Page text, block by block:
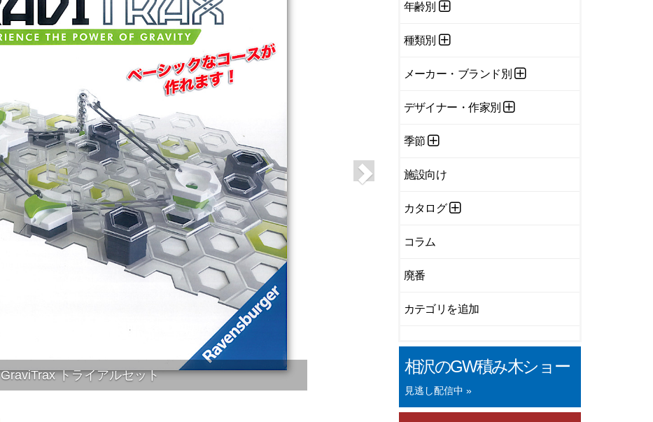
GraviTrax トライアルセット
年齢別
種類別
メーカー・ブランド別
デザイナー・作家別
季節
施設向け
カタログ
コラム
廃番
カテゴリを追加
相沢のGW積み木ショー
見逃し配信中 »